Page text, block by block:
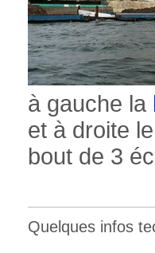
à gauche la
et à droite le
bout de 3
Quelques infos